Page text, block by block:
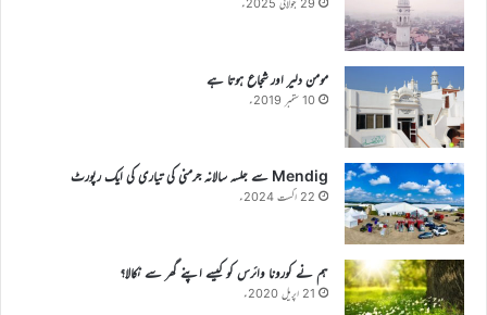
مومن دلیر اور شجاع ہوتا ہے
10 ستمبر 2019ء
Mendig سے جلسہ سالانہ جرمنی کی تیاری کی ایک رپورٹ
22 اگست 2024ء
ہم نے کورونا وائرس کو کیسے اپنے گھر سے نکالا؟
21 اپریل 2020ء